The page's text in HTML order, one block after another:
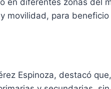
movilidad, para
Espinoza, destacó